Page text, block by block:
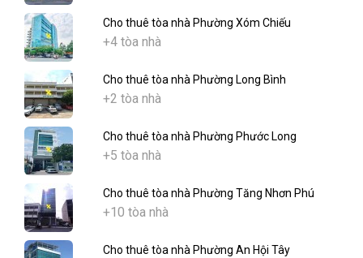
Cho thuê tòa nhà Phường Xóm Chiếu
+4 tòa nhà
Cho thuê tòa nhà Phường Long Bình
+2 tòa nhà
Cho thuê tòa nhà Phường Phước Long
+5 tòa nhà
Cho thuê tòa nhà Phường Tăng Nhơn Phú
+10 tòa nhà
Cho thuê tòa nhà Phường An Hội Tây